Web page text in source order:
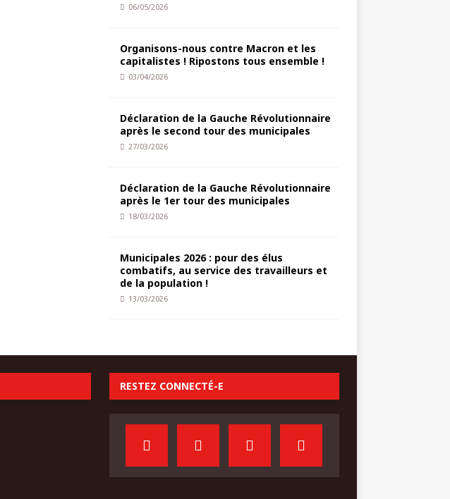
06/05/2026
Organisons-nous contre Macron et les
capitalistes ! Ripostons tous ensemble !
03/04/2026
Déclaration de la Gauche Révolutionnaire
après le second tour des municipales
27/03/2026
Déclaration de la Gauche Révolutionnaire
après le 1er tour des municipales
18/03/2026
Municipales 2026 : pour des élus
combatifs, au service des travailleurs et
de la population !
13/03/2026
RESTEZ CONNECTÉ-E